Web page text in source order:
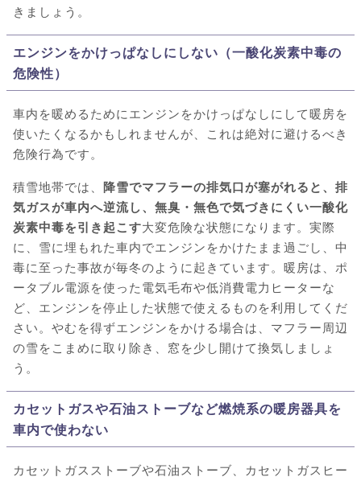
きましょう。
エンジンをかけっぱなしにしない（一酸化炭素中毒の
危険性）
車内を暖めるためにエンジンをかけっぱなしにして暖房を
使いたくなるかもしれませんが、これは絶対に避けるべき
危険行為です。
積雪地帯では、 降雪でマフラーの排気口が塞がれると、排
気ガスが車内へ逆流し、無臭・無色で気づきにくい一酸化
炭素中毒を引き起こす大変危険な状態になります。実際
に、雪に埋もれた車内でエンジンをかけたまま過ごし、中
毒に至った事故が毎冬のように起きています。暖房は、ポ
ータブル電源を使った電気毛布や低消費電力ヒーターな
ど、エンジンを停止した状態で使えるものを利用してくだ
さい。やむを得ずエンジンをかける場合は、マフラー周辺
の雪をこまめに取り除き、窓を少し開けて換気しましょ
う。
カセットガスや石油ストーブなど燃焼系の暖房器具を
車内で使わない
カセットガスストーブや石油ストーブ、カセットガスヒー